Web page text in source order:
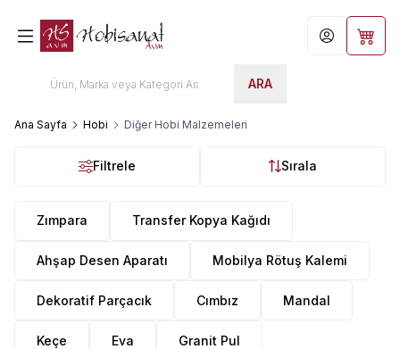
ARA
Hesabım
Ana Sayfa Hobi Diğer Hobi Malzemeleri
Filtrele Sırala
Zımpara Transfer Kopya Kağıdı
Ahşap Desen Aparatı Mobilya Rötuş Kalemi
Dekoratif Parçacık Cımbız Mandal
Keçe Eva Granit Pul